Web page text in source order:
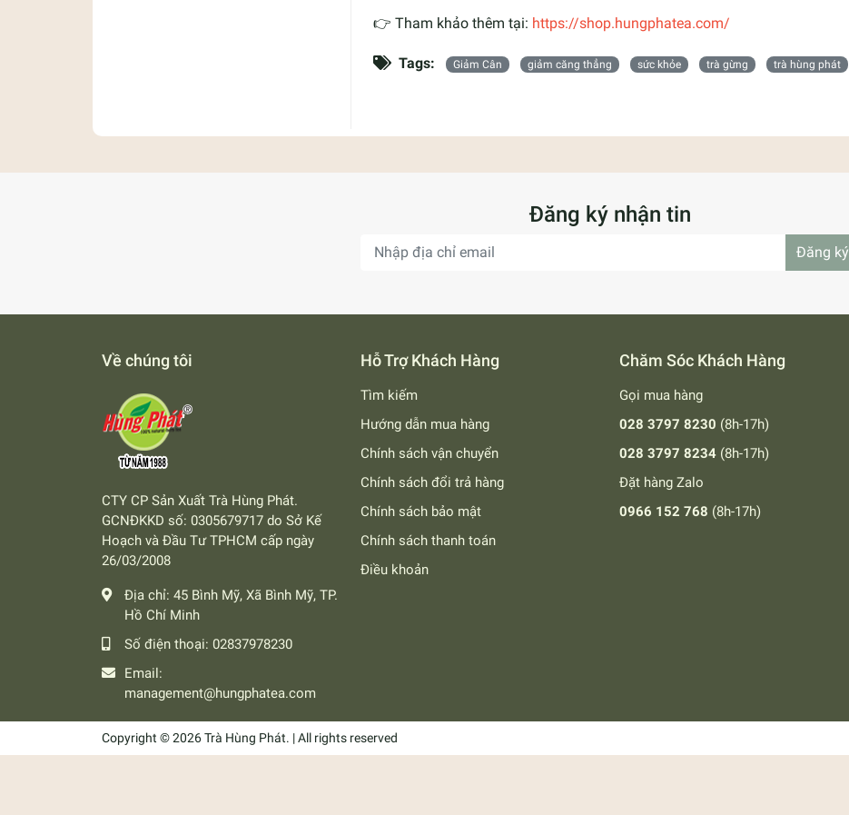
👉 Tham khảo thêm tại: https://shop.hungphatea.com/
Tags: Giảm Cân giảm căng thẳng sức khỏe trà gừng trà hùng phát
Đăng ký nhận tin
Đăng ký
Về chúng tôi
CTY CP Sản Xuất Trà Hùng Phát.
GCNĐKKD số: 0305679717 do Sở Kế
Hoạch và Đầu Tư TPHCM cấp ngày
26/03/2008
Địa chỉ: 45 Bình Mỹ, Xã Bình Mỹ, TP.
Hồ Chí Minh
Số điện thoại: 02837978230
Email:
management@hungphatea.com
Hỗ Trợ Khách Hàng
Tìm kiếm
Hướng dẫn mua hàng
Chính sách vận chuyển
Chính sách đổi trả hàng
Chính sách bảo mật
Chính sách thanh toán
Điều khoản
Chăm Sóc Khách Hàng
Gọi mua hàng
028 3797 8230 (8h-17h)
028 3797 8234 (8h-17h)
Đặt hàng Zalo
0966 152 768 (8h-17h)
Copyright © 2026 Trà Hùng Phát. | All rights reserved